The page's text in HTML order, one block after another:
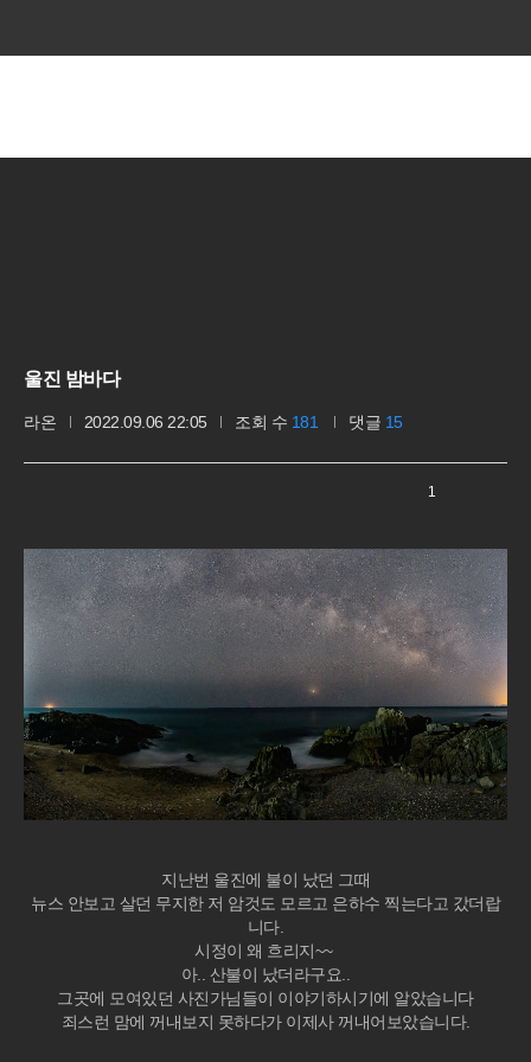
울진 밤바다
라온 2022.09.06 22:05 조회 수 181 댓글 15
1
지난번 울진에 불이 났던 그때
뉴스 안보고 살던 무지한 저 암것도 모르고 은하수 찍는다고 갔더랍
니다.
시정이 왜 흐리지~~
아.. 산불이 났더라구요..
그곳에 모여있던 사진가님들이 이야기하시기에 알았습니다
죄스런 맘에 꺼내보지 못하다가 이제사 꺼내어보았습니다.